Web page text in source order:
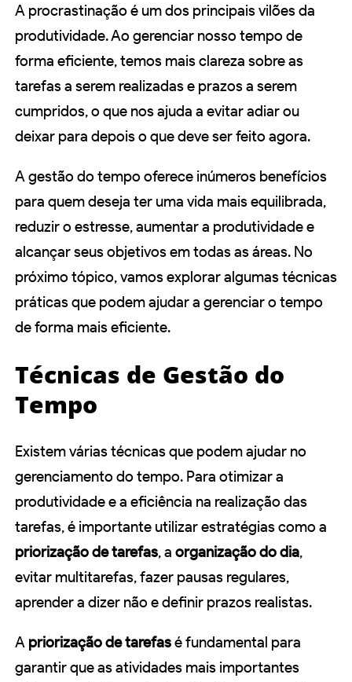
A procrastinação é um dos principais vilões da
produtividade. Ao gerenciar nosso tempo de
forma eficiente, temos mais clareza sobre as
tarefas a serem realizadas e prazos a serem
cumpridos, o que nos ajuda a evitar adiar ou
deixar para depois o que deve ser feito agora.
A gestão do tempo oferece inúmeros benefícios
para quem deseja ter uma vida mais equilibrada,
reduzir o estresse, aumentar a produtividade e
alcançar seus objetivos em todas as áreas. No
próximo tópico, vamos explorar algumas técnicas
práticas que podem ajudar a gerenciar o tempo
de forma mais eficiente.
Técnicas de Gestão do
Tempo
Existem várias técnicas que podem ajudar no
gerenciamento do tempo. Para otimizar a
produtividade e a eficiência na realização das
tarefas, é importante utilizar estratégias como a
priorização de tarefas, a organização do dia,
evitar multitarefas, fazer pausas regulares,
aprender a dizer não e definir prazos realistas.
A priorização de tarefasé fundamental para
garantir que as atividades mais importantes